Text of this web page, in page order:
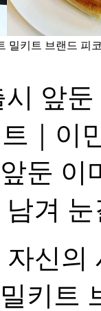
밀키트 브랜드 피
앞
｜이
둔 이
겨
신의
키트